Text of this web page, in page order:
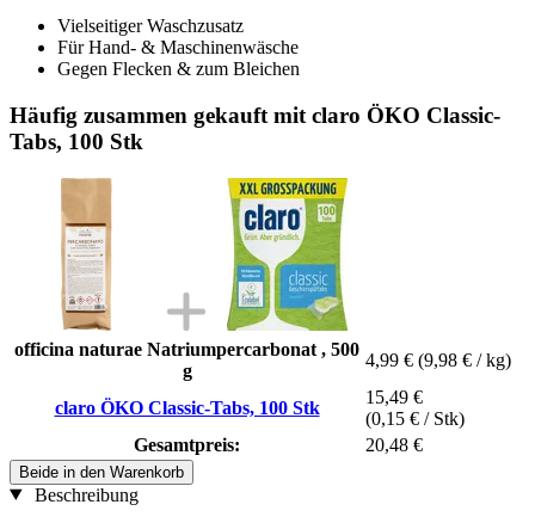
Vielseitiger Waschzusatz
Für Hand- & Maschinenwäsche
Gegen Flecken & zum Bleichen
Häufig zusammen gekauft mit claro ÖKO Classic-
Tabs, 100 Stk
officina naturae Natriumpercarbonat , 500
g
4,99 € (9,98 € / kg)
claro ÖKO Classic-Tabs, 100 Stk
15,49 €
(0,15 € / Stk)
Gesamtpreis:
20,48 €
Beide in den Warenkorb
Beschreibung